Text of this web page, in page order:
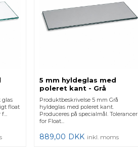
glas
float
5 mm hyldeglas med
poleret kant - Grå
Produktbeskrivelse 5 mm Grå
hyldeglas med poleret kant.
Produceres på specialmål. Tolerancer
for Float...
889,00 DKK inkl. moms